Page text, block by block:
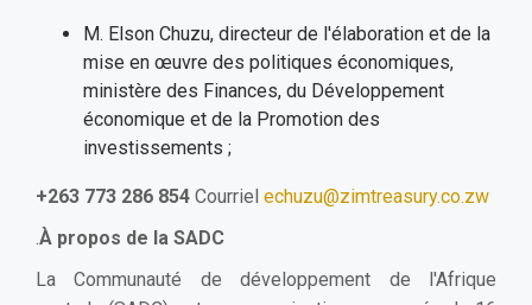
M. Elson Chuzu, directeur de l'élaboration et de la
mise en œuvre des politiques économiques,
ministère des Finances, du Développement
économique et de la Promotion des
investissements ;
+263 773 286 854 Courriel echuzu@zimtreasury.co.zw
À propos de la SADC
La Communauté de développement de l'Afrique